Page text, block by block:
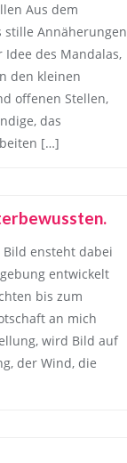
Aus dem
stille Annäherungen
des Mandalas,
den kleinen
offenen Stellen,
das
[…]
Bild ensteht dabei
entwickelt
bis zum
an mich
wird Bild auf
der Wind, die